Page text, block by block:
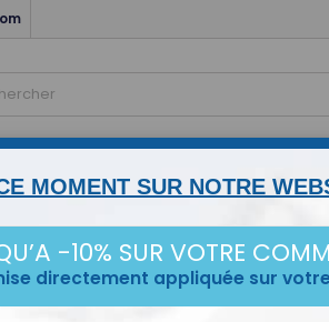
& ELECTRICITÉ MOTEUR &
ESCORT MK1/2 KARTING
extincteur LIFELINE
MOMENT SUR NOTRE
-10% SUR VOTRE
directement appliquée sur